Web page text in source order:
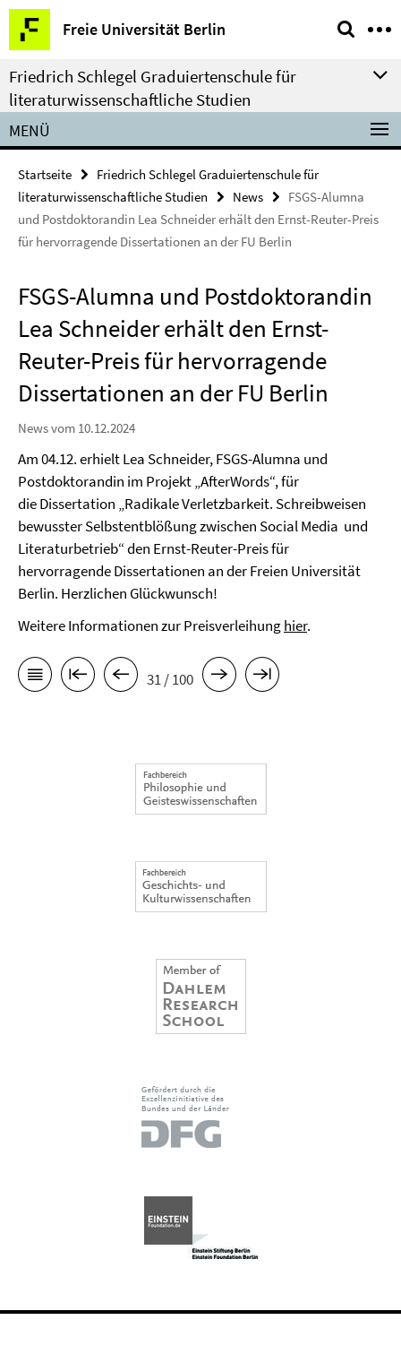
Springe
direkt
zu
Inhalt
Freie Universität Berlin
Service-
Navigation
Friedrich Schlegel Graduiertenschule für
literaturwissenschaftliche Studien
MENÜ
Startseite
Friedrich Schlegel Graduiertenschule für
literaturwissenschaftliche Studien
News
FSGS-Alumna
und Postdoktorandin Lea Schneider erhält den Ernst-Reuter-Preis
für hervorragende Dissertationen an der FU Berlin
FSGS-Alumna und Postdoktorandin
Lea Schneider erhält den Ernst-
Reuter-Preis für hervorragende
Dissertationen an der FU Berlin
News vom 10.12.2024
Am 04.12. erhielt Lea Schneider, FSGS-Alumna und
Postdoktorandin im Projekt „AfterWords“, für
die Dissertation „Radikale Verletzbarkeit. Schreibweisen
bewusster Selbstentblößung zwischen Social Media und
Literaturbetrieb“ den Ernst-Reuter-Preis für
hervorragende Dissertationen an der Freien Universität
Berlin. Herzlichen Glückwunsch!
Weitere Informationen zur Preisverleihunghier.
31 / 100